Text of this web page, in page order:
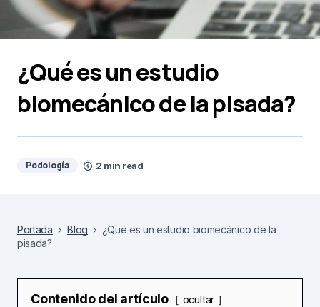
¿Qué es un estudio
biomecánico de la pisada?
Podología 2 min read
Portada Blog
¿Qué es un estudio biomecánico de la
pisada?
Contenido del artículo ocultar